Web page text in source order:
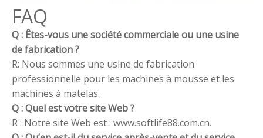
FAQ
Q : Êtes-vous une société commerciale ou une usine
de fabrication ?
R: Nous sommes une usine de fabrication
professionnelle pour les machines à mousse et les
machines à matelas.
Q : Quel est votre site Web ?
R : Notre site Web est : www.softlife88.com.cn.